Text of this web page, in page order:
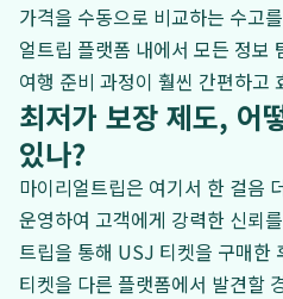
가격을 수동으로 비교하는 수고
얼트립 플랫폼 내에서 모든 정보
여행 준비 과정이 훨씬 간편하고
최저가 보장 제도, 어
있나?
마이리얼트립은 여기서 한 걸음
운영하여 고객에게 강력한 신뢰
트립을 통해 USJ 티켓을 구매한
티켓을 다른 플랫폼에서 발견할